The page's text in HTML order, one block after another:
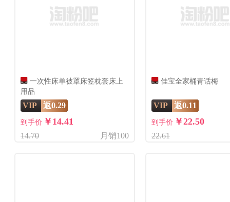
一次性床单被罩床笠枕套床上
用品
VIP 返0.29
到手价 ￥14.41
14.70 月销100
佳宝全家桶青话梅
VIP 返0.11
到手价 ￥22.50
22.61